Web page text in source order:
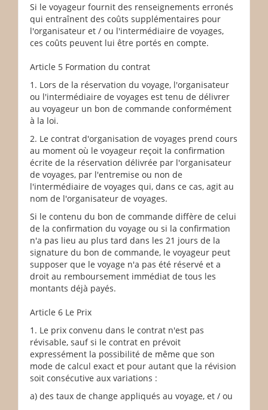
Si le voyageur fournit des renseignements erronés
qui entraînent des coûts supplémentaires pour
l'organisateur et / ou l'intermédiaire de voyages,
ces coûts peuvent lui être portés en compte.
Article 5 Formation du contrat
1. Lors de la réservation du voyage, l'organisateur
ou l'intermédiaire de voyages est tenu de délivrer
au voyageur un bon de commande conformément
à la loi.
2. Le contrat d'organisation de voyages prend cours
au moment où le voyageur reçoit la confirmation
écrite de la réservation délivrée par l'organisateur
de voyages, par l'entremise ou non de
l'intermédiaire de voyages qui, dans ce cas, agit au
nom de l'organisateur de voyages.
Si le contenu du bon de commande diffère de celui
de la confirmation du voyage ou si la confirmation
n'a pas lieu au plus tard dans les 21 jours de la
signature du bon de commande, le voyageur peut
supposer que le voyage n'a pas été réservé et a
droit au remboursement immédiat de tous les
montants déjà payés.
Article 6 Le Prix
1. Le prix convenu dans le contrat n'est pas
révisable, sauf si le contrat en prévoit
expressément la possibilité de même que son
mode de calcul exact et pour autant que la révision
soit consécutive aux variations :
a) des taux de change appliqués au voyage, et / ou